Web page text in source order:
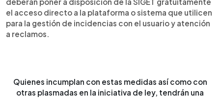
el acceso directo a la plataforma o sistema que utilicen
para la gestión de incidencias con el usuario y atención
a reclamos.
Quienes incumplan con estas medidas así como con
otras plasmadas en la iniciativa de ley, tendrán una